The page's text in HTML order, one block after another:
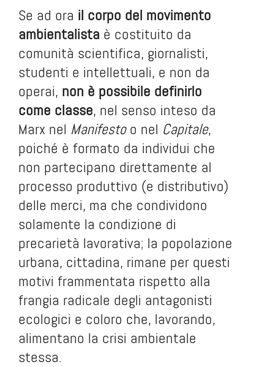
Se ad ora il corpo del movimento
ambientalista è costituito da
comunità scientifica, giornalisti,
studenti e intellettuali, e non da
operai, non è possibile definirlo
come classe, nel senso inteso da
Marx nel Manifestoo nel Capitale,
poiché è formato da individui che
non partecipano direttamente al
processo produttivo (e distributivo)
delle merci, ma che condividono
solamente la condizione di
precarietà lavorativa; la popolazione
urbana, cittadina, rimane per questi
motivi frammentata rispetto alla
frangia radicale degli antagonisti
ecologici e coloro che, lavorando,
alimentano la crisi ambientale
stessa.